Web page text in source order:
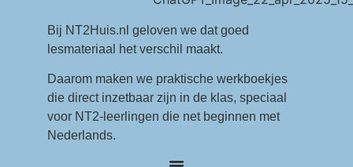
Bij NT2Huis.nl geloven we dat goed
lesmateriaal het verschil maakt.
Daarom maken we praktische werkboekjes
die direct inzetbaar zijn in de klas, speciaal
voor NT2-leerlingen die net beginnen met
Nederlands.